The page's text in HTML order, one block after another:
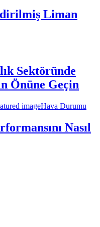
Liman
Sektöründe
Önüne Geçin
Hava Durumu
Nasıl